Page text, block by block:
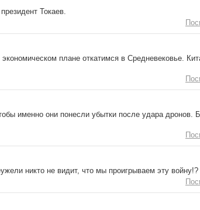
Токаев.
плане откатимся в Средневековье.
именно они понесли убытки после удара дронов.
никто не видит, что мы проигрываем эту войну!?